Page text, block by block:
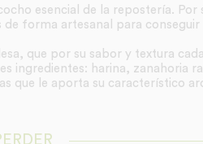
esencial de la repostería. Por
forma artesanal para
que por su sabor y textura
ingredientes: harina, zanahoria
que le aporta su característico